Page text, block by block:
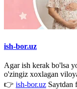
ish-bor.uz
Agar ish kerak bo'lsa
o'zingiz xoxlagan
👉 ish-bor.uz Saytdan